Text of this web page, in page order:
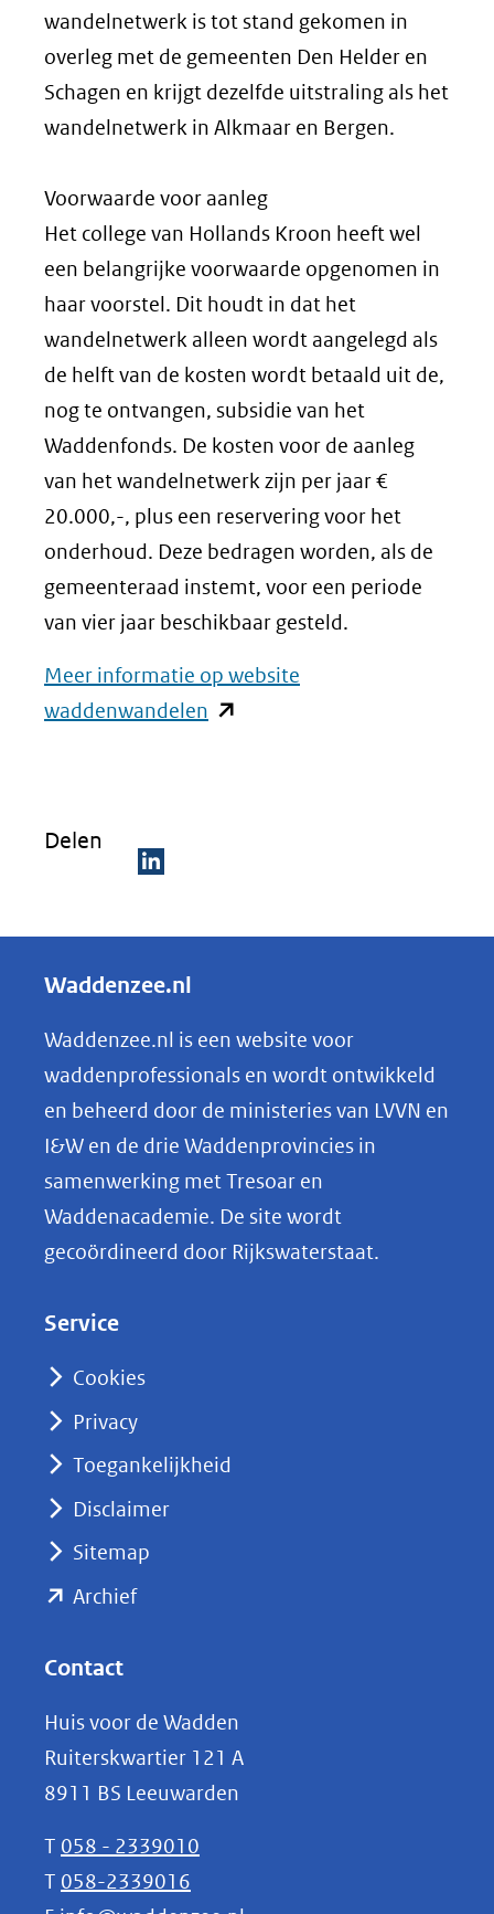
wandelnetwerk is tot stand gekomen in
overleg met de gemeenten Den Helder en
Schagen en krijgt dezelfde uitstraling als het
wandelnetwerk in Alkmaar en Bergen.
Voorwaarde voor aanleg
Het college van Hollands Kroon heeft wel
een belangrijke voorwaarde opgenomen in
haar voorstel. Dit houdt in dat het
wandelnetwerk alleen wordt aangelegd als
de helft van de kosten wordt betaald uit de,
nog te ontvangen, subsidie van het
Waddenfonds. De kosten voor de aanleg
van het wandelnetwerk zijn per jaar €
20.000,-, plus een reservering voor het
onderhoud. Deze bedragen worden, als de
gemeenteraad instemt, voor een periode
van vier jaar beschikbaar gesteld.
Meer informatie op website
waddenwandelen (opent
Delen
e
e
n
o
p
k
e
nieuw
naar
Waddenzee.nl
Waddenzee.nl is een website voor
waddenprofessionals en wordt ontwikkeld
en beheerd door de ministeries van LVVN en
I&W en de drie Waddenprovincies in
samenwerking met Tresoar en
Waddenacademie. De site wordt
gecoördineerd door Rijkswaterstaat.
Service
Cookies
Privacy
Toegankelijkheid
Disclaimer
Sitemap
Archief(opent
(verwijst
naar
een
andere
website)
Contact
Huis voor de Wadden
Ruiterskwartier 121 A
8911 BS Leeuwarden
T 058 - 2339010
T 058-2339016